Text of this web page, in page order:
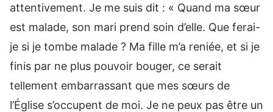
attentivement. Je me suis dit : « Quand ma sœur
est malade, son mari prend soin d’elle. Que ferai-
je si je tombe malade ? Ma fille m’a reniée, et si je
finis par ne plus pouvoir bouger, ce serait
tellement embarrassant que mes sœurs de
l’Église s’occupent de moi. Je ne peux pas être un